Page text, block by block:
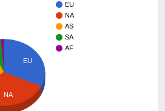
EU
NA
AS
SA
AF
EU
NA